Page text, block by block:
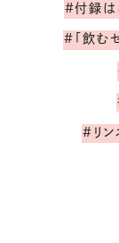
#付録は
#「飲む
#リン